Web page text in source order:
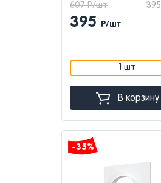
395
607 Р/шт
395 Р/шт
1 шт
В корзину
-35%